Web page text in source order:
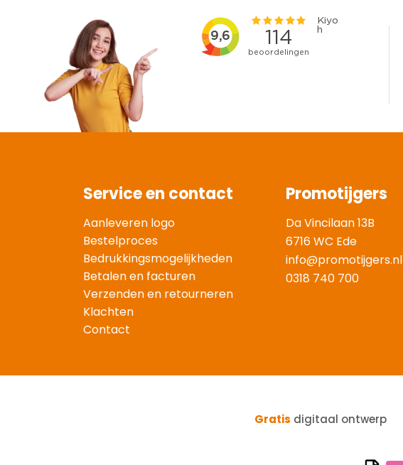
Service en contact
Aanleveren logo
Bestelproces
Bedrukkingsmogelijkheden
Betalen en facturen
Verzenden en retourneren
Klachten
Contact
Promotijgers
Da Vincilaan 13B
6716 WC Ede
info@promotijgers.nl
0318 740 700
Gratis digitaal ontwerp